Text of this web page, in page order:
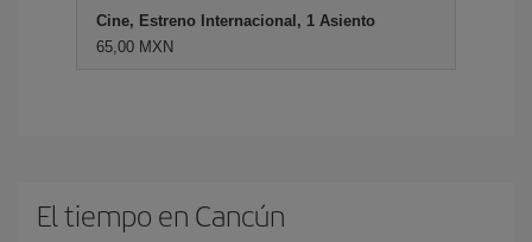
Cine, Estreno Internacional, 1 Asiento
65,00 MXN
El tiempo en Cancún